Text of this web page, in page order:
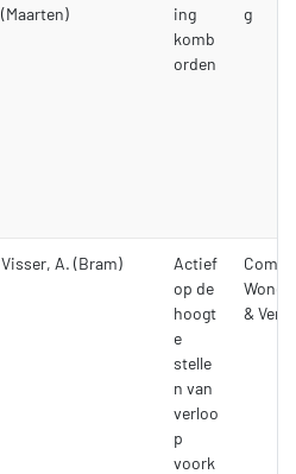
(Maarten)
ing
komb
orden
g
Visser, A. (Bram)
Actief
op de
hoogt
e
stelle
n van
verloo
p
voork
&